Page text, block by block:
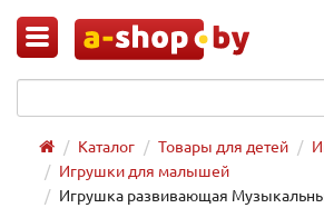
Каталог Товары для детей
Игрушки для малышей
Игрушка развивающая